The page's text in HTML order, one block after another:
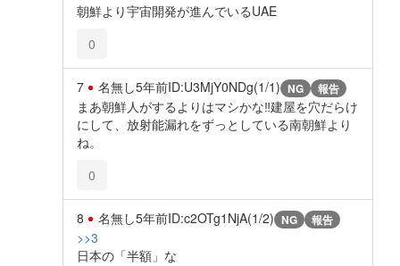
朝鮮より宇宙開発が進んでいるUAE
0
7 名無し5年前ID:U3MjY0NDg(1/1) NG 報告
まあ朝鮮人がするよりはマシかな‼️建屋を穴だらけ
にして、放射能漏れをずっとしている南朝鮮より
ね。
0
8 名無し5年前ID:c2OTg1NjA(1/2) NG 報告
>>3
日本の「半額」な